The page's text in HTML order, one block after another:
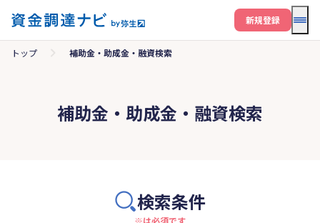
メ
新規登録
トップ 補助金・助成金・融資検索
補助金・助成金・融資検索
検索条件
※は必須です